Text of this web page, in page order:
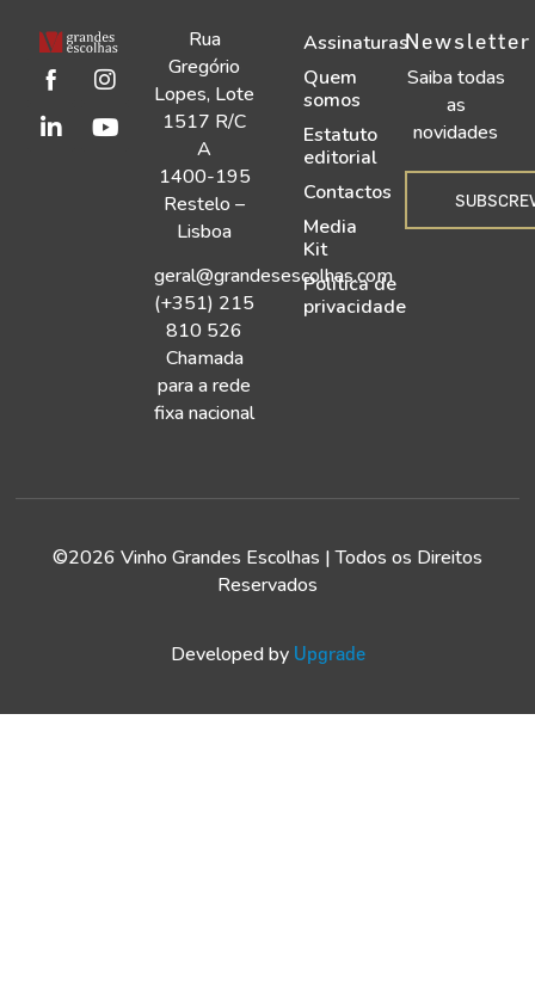
Rua
Gregório
Lopes, Lote
1517 R/C
A
1400-195
Restelo –
Lisboa
geral@grandesescolhas.com
(+351) 215
810 526
Chamada
para a rede
fixa nacional
Assinaturas
Quem
somos
Estatuto
editorial
Contactos
Media
Kit
Política de
privacidade
Newsletter
Saiba todas
as
novidades
©2026 Vinho Grandes Escolhas | Todos os Direitos
Reservados
Developed by Upgrade